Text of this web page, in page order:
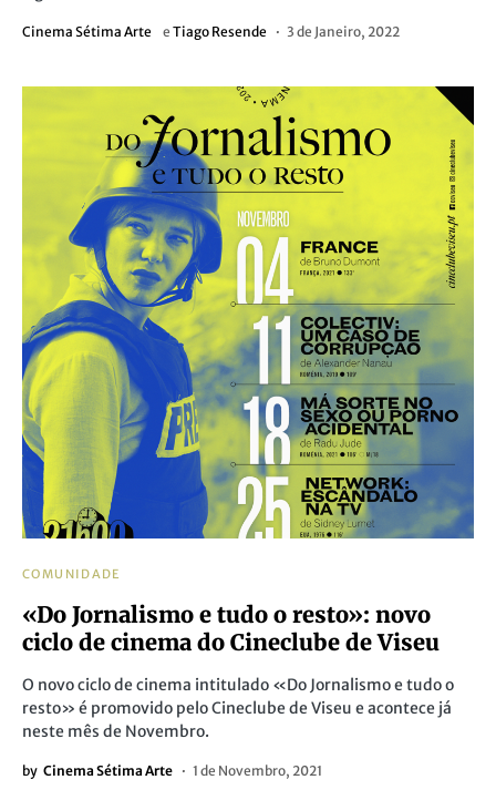
Cinema Sétima Arte e Tiago Resende 3 de Janeiro, 2022
COMUNIDADE
«Do Jornalismo e tudo o resto»: novo
ciclo de cinema do Cineclube de Viseu
O novo ciclo de cinema intitulado «Do Jornalismo e tudo o
resto» é promovido pelo Cineclube de Viseu e acontece já
neste mês de Novembro.
by Cinema Sétima Arte 1 de Novembro, 2021